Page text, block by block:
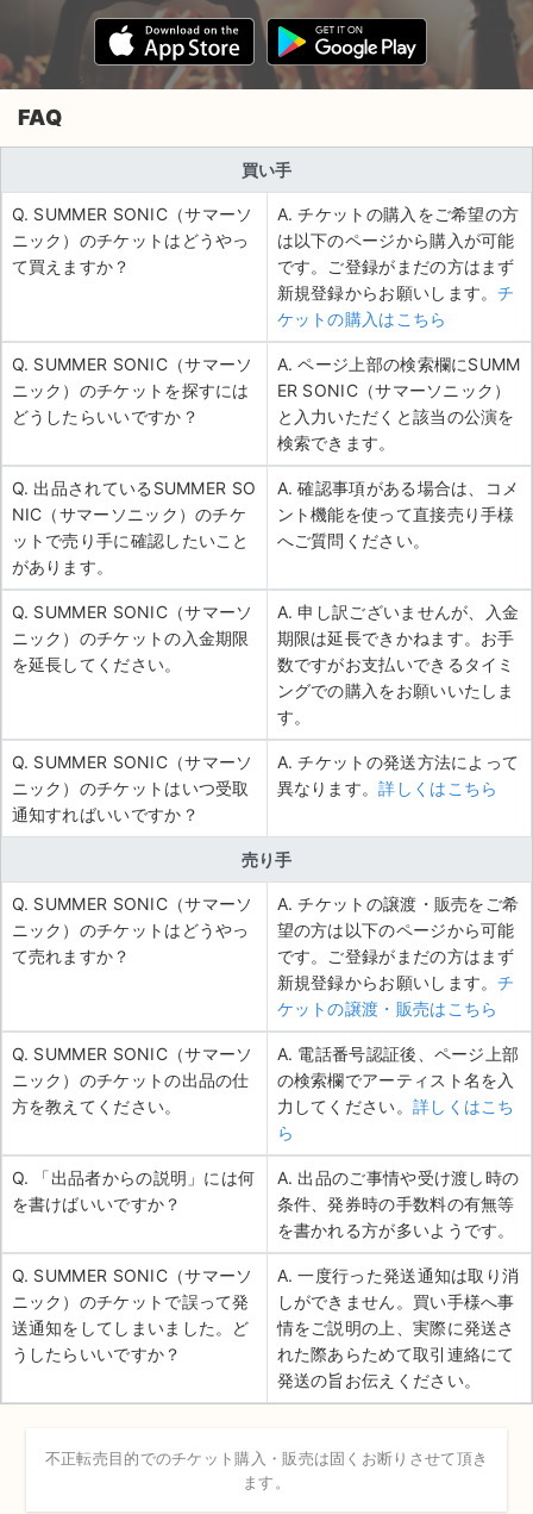
FAQ
買い手
Q. SUMMER SONIC（サマーソ
ニック）のチケットはどうやっ
て買えますか？
A. チケットの購入をご希望の方
は以下のページから購入が可能
です。ご登録がまだの方はまず
新規登録からお願いします。チ
ケットの購入はこちら
Q. SUMMER SONIC（サマーソ
ニック）のチケットを探すには
どうしたらいいですか？
A. ページ上部の検索欄にSUMM
ER SONIC（サマーソニック）
と入力いただくと該当の公演を
検索できます。
Q. 出品されているSUMMER SO
NIC（サマーソニック）のチケ
ットで売り手に確認したいこと
があります。
A. 確認事項がある場合は、コメ
ント機能を使って直接売り手様
へご質問ください。
Q. SUMMER SONIC（サマーソ
ニック）のチケットの入金期限
を延長してください。
A. 申し訳ございませんが、入金
期限は延長できかねます。お手
数ですがお支払いできるタイミ
ングでの購入をお願いいたしま
す。
Q. SUMMER SONIC（サマーソ
ニック）のチケットはいつ受取
通知すればいいですか？
A. チケットの発送方法によって
異なります。詳しくはこちら
売り手
Q. SUMMER SONIC（サマーソ
ニック）のチケットはどうやっ
て売れますか？
A. チケットの譲渡・販売をご希
望の方は以下のページから可能
です。ご登録がまだの方はまず
新規登録からお願いします。チ
ケットの譲渡・販売はこちら
Q. SUMMER SONIC（サマーソ
ニック）のチケットの出品の仕
方を教えてください。
A. 電話番号認証後、ページ上部
の検索欄でアーティスト名を入
力してください。 詳しくはこち
ら
Q. 「出品者からの説明」には何
を書けばいいですか？
A. 出品のご事情や受け渡し時の
条件、発券時の手数料の有無等
を書かれる方が多いようです。
Q. SUMMER SONIC（サマーソ
ニック）のチケットで誤って発
送通知をしてしまいました。ど
うしたらいいですか？
A. 一度行った発送通知は取り消
しができません。買い手様へ事
情をご説明の上、実際に発送さ
れた際あらためて取引連絡にて
発送の旨お伝えください。
不正転売目的でのチケット購入・販売は固くお断りさせて頂き
ます。